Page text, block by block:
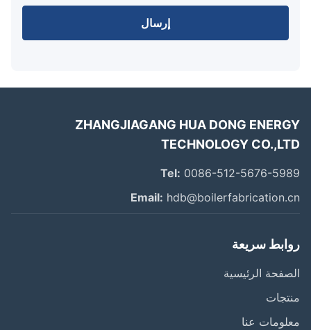
إرسال
ZHANGJIAGANG HUA DONG
TECHNOLOGY
Tel:0086-512-5676-
Email:
سريعة
الرئيسية
عنا